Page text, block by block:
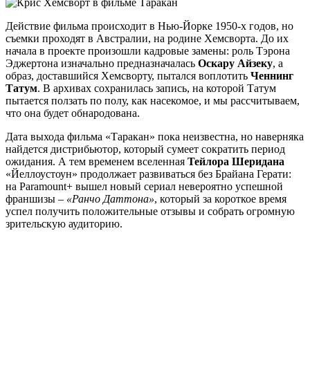
Действие фильма происходит в Нью-Йорке 1950-х годов, но
съемки проходят в Австралии, на родине Хемсворта. До их
начала в проекте произошли кадровые замены: роль Тэрона
Эджертона изначально предназначалась Оскару Айзеку, а
образ, доставшийся Хемсворту, пытался воплотить Ченнинг
Татум. В архивах сохранилась запись, на которой Татум
пытается ползать по полу, как насекомое, и мы рассчитываем,
что она будет обнародована.
Дата выхода фильма «Таракан» пока неизвестна, но наверняка
найдется дистрибьютор, который сумеет сократить период
ожидания. А тем временем вселенная Тейлора Шеридана
«Йеллоустоун» продолжает развиваться без Брайана Герати:
на Paramount+ вышел новый сериал невероятно успешной
франшизы – «Ранчо Даттона», который за короткое время
успел получить положительные отзывы и собрать огромную
зрительскую аудиторию.